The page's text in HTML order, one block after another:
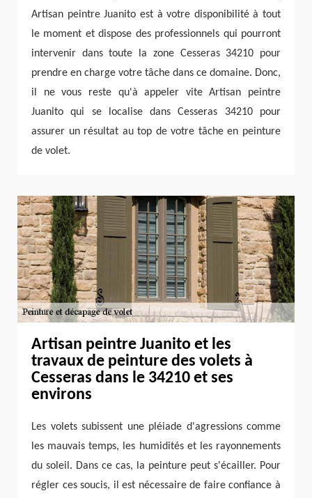
Artisan peintre Juanito est à votre disponibilité à tout
le moment et dispose des professionnels qui pourront
intervenir dans toute la zone Cesseras 34210 pour
prendre en charge votre tâche dans ce domaine. Donc,
il ne vous reste qu'à appeler vite Artisan peintre
Juanito qui se localise dans Cesseras 34210 pour
assurer un résultat au top de votre tâche en peinture
de volet.
Artisan peintre Juanito et les
travaux de peinture des volets à
Cesseras dans le 34210 et ses
environs
Les volets subissent une pléiade d'agressions comme
les mauvais temps, les humidités et les rayonnements
du soleil. Dans ce cas, la peinture peut s'écailler. Pour
régler ces soucis, il est nécessaire de faire confiance à